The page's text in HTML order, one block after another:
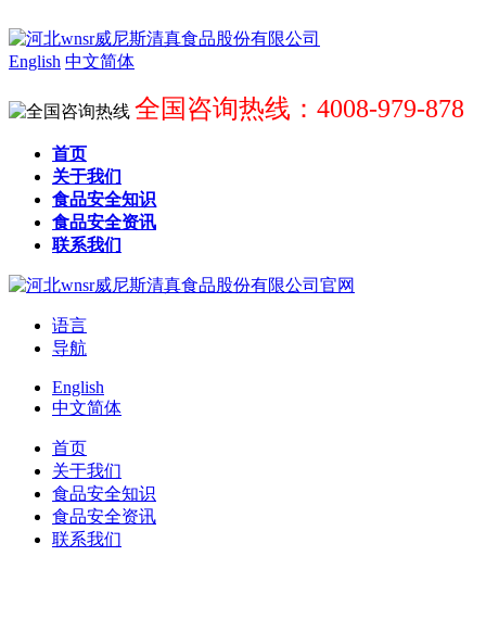
English 中文简体
全国咨询热线：4008-979-878
首页
关于我们
食品安全知识
食品安全资讯
联系我们
语言
导航
English
中文简体
首页
关于我们
食品安全知识
食品安全资讯
联系我们